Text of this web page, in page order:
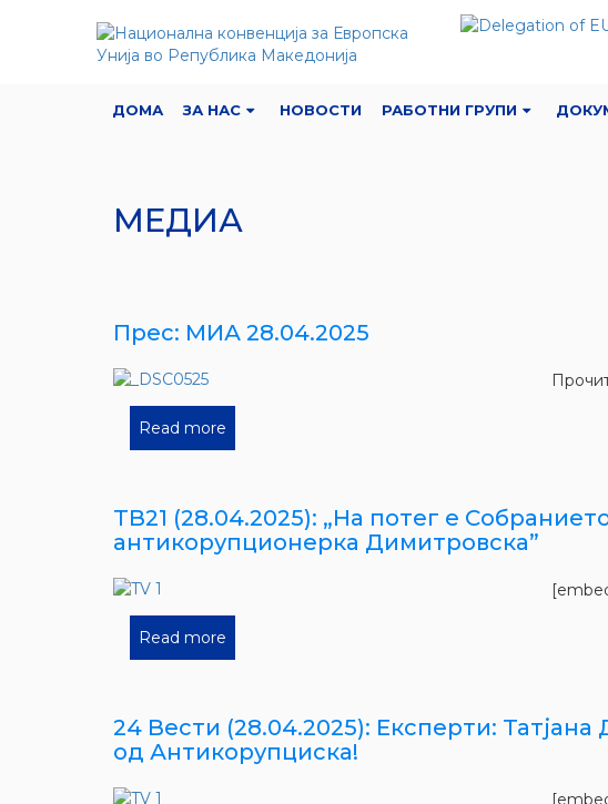
ДОМА ЗА НАС НОВОСТИ РАБОТНИ ГРУПИ
МЕДИА
Прес: МИА 28.04.2025
Read more
ТВ21 (28.04.2025): „На потег е
антикорупционерка Димитровска”
Read more
24 Вести (28.04.2025): Експерти:
од Антикорупциска!